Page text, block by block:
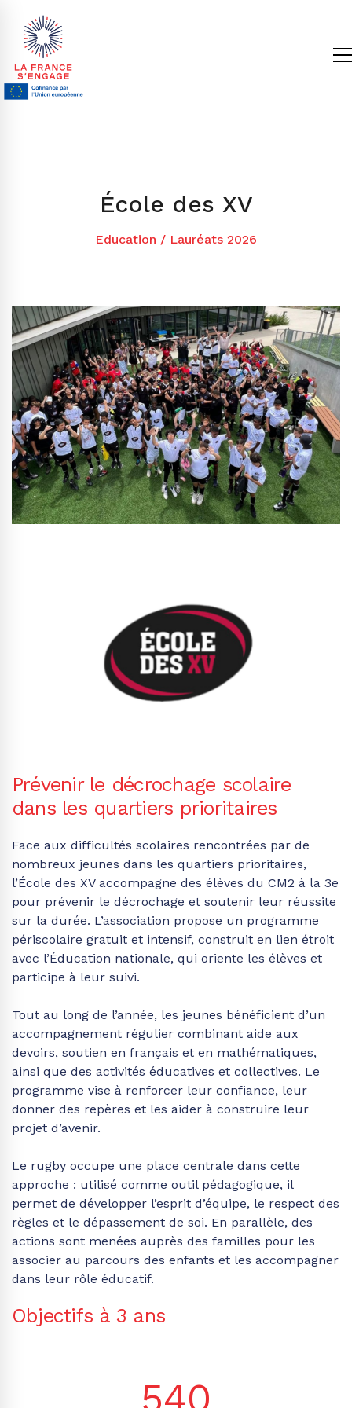
École des XV
Education / Lauréats 2026
Prévenir le décrochage scolaire
dans les quartiers prioritaires
Face aux difficultés scolaires rencontrées par de
nombreux jeunes dans les quartiers prioritaires,
l’École des XV accompagne des élèves du CM2 à la 3e
pour prévenir le décrochage et soutenir leur réussite
sur la durée. L’association propose un programme
périscolaire gratuit et intensif, construit en lien étroit
avec l’Éducation nationale, qui oriente les élèves et
participe à leur suivi.
Tout au long de l’année, les jeunes bénéficient d’un
accompagnement régulier combinant aide aux
devoirs, soutien en français et en mathématiques,
ainsi que des activités éducatives et collectives. Le
programme vise à renforcer leur confiance, leur
donner des repères et les aider à construire leur
projet d’avenir.
Le rugby occupe une place centrale dans cette
approche : utilisé comme outil pédagogique, il
permet de développer l’esprit d’équipe, le respect des
règles et le dépassement de soi. En parallèle, des
actions sont menées auprès des familles pour les
associer au parcours des enfants et les accompagner
dans leur rôle éducatif.
Objectifs à 3 ans
540